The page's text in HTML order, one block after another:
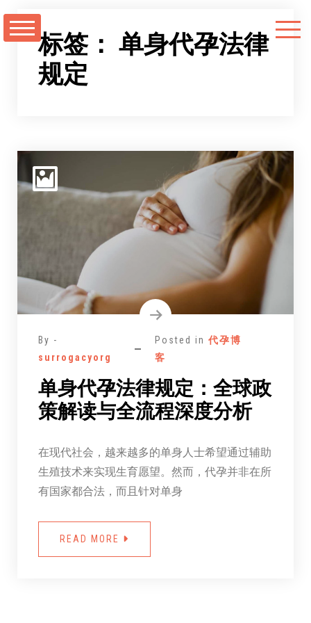
至
标签： 单身代孕法律
规定
By -
surrogacyorg
Posted in代孕博
客
单身代孕法律规定：全球政
策解读与全流程深度分析
在现代社会，越来越多的单身人士希望通过辅助
生殖技术来实现生育愿望。然而，代孕并非在所
有国家都合法，而且针对单身
READ MORE